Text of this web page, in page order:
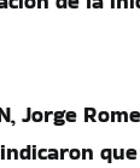
Jorge